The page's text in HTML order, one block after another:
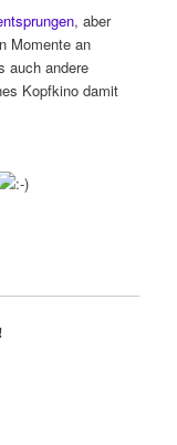
, aber
Momente an
auch andere
Kopfkino damit